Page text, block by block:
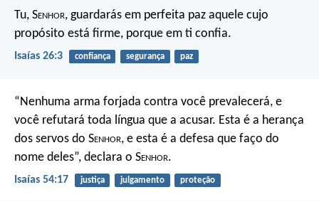
Tu, Senhor, guardarás em perfeita paz aquele cujo
propósito está firme, porque em ti confia.
Isaías 26:3 confiança segurança paz
“Nenhuma arma forjada contra você prevalecerá, e
você refutará toda língua que a acusar. Esta é a herança
dos servos do Senhor, e esta é a defesa que faço do
nome deles”, declara o Senhor.
Isaías 54:17 justiça julgamento proteção